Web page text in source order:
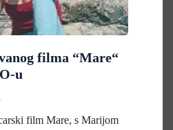
filma “Mare“
u
film Mare, s Marijom